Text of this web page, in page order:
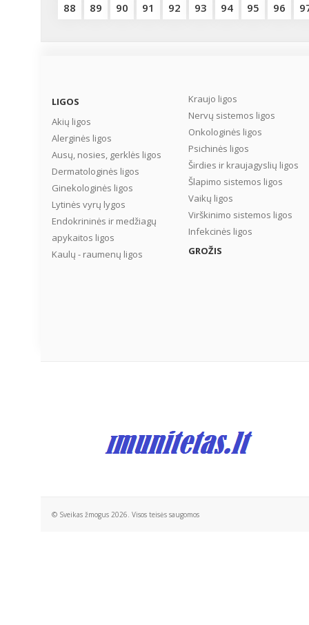
88
89 90 91 92 93 94 95 96
LIGOS
Akių ligos
Alerginės ligos
Ausų, nosies, gerklės ligos
Dermatologinės ligos
Ginekologinės ligos
Lytinės vyrų lygos
Endokrininės ir medžiagų
apykaitos ligos
Kaulų - raumenų ligos
Kraujo ligos
Nervų sistemos ligos
Onkologinės ligos
Psichinės ligos
Širdies ir kraujagyslių ligos
Šlapimo sistemos ligos
Vaikų ligos
Virškinimo sistemos ligos
Infekcinės ligos
GROŽIS
© Sveikas žmogus 2026. Visos teisės saugomos